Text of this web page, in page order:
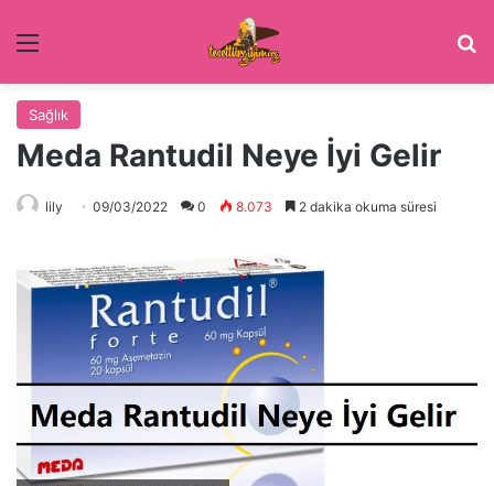
Menü
Sağlık
Meda Rantudil Neye İyi Gelir
lily 09/03/2022 0 8.073 2 dakika okuma süresi